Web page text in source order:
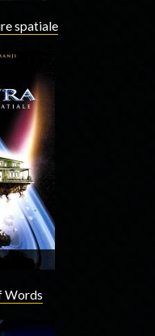
spatiale
Words